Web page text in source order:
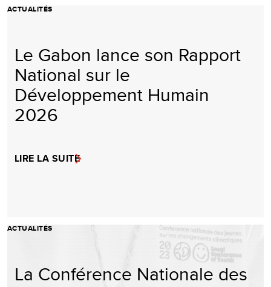
ACTUALITÉS
Le Gabon lance son Rapport
National sur le
Développement Humain
2026
LIRE LA SUITE
ACTUALITÉS
La Conférence Nationale des